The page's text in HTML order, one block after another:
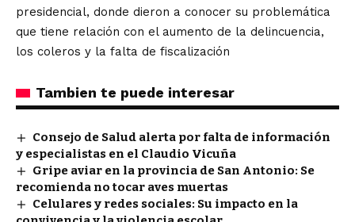
presidencial, donde dieron a conocer su problemática
que tiene relación con el aumento de la delincuencia,
los coleros y la falta de fiscalización
Tambien te puede interesar
Consejo de Salud alerta por falta de información
y especialistas en el Claudio Vicuña
Gripe aviar en la provincia de San Antonio: Se
recomienda no tocar aves muertas
Celulares y redes sociales: Su impacto en la